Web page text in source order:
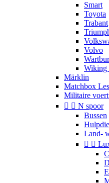
Smart
Toyota
Trabant
Volvo
Wiking
Märklin
Matchbox
Militaire
  N spoor
Bussen
Land-
 